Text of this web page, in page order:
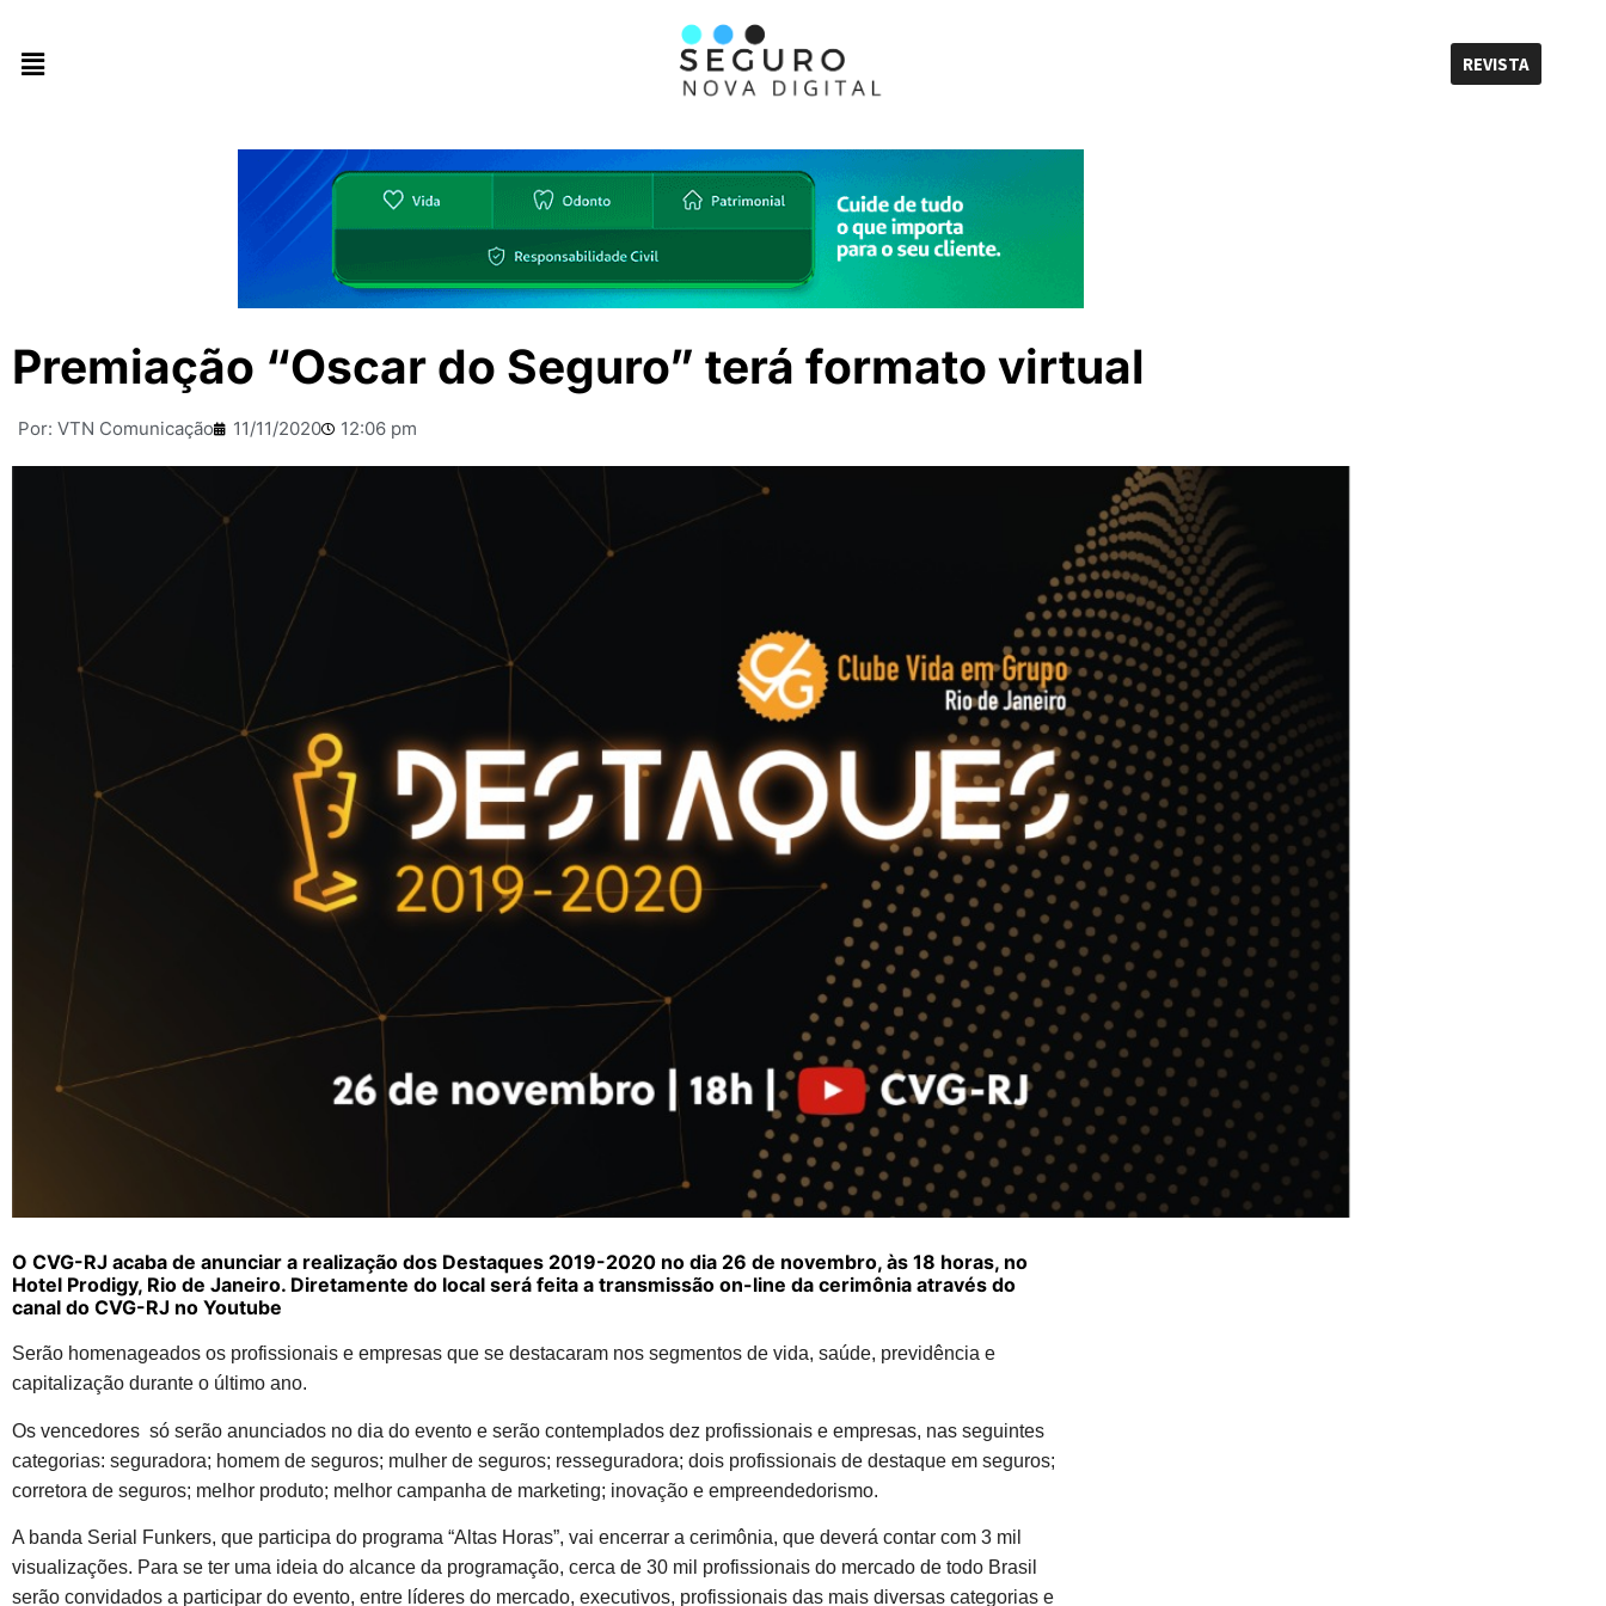
REVISTA
Premiação “Oscar do Seguro” terá formato virtual
Por: VTN Comunicação 11/11/2020 12:06 pm
O CVG-RJ acaba de anunciar a realização dos Destaques 2019-2020 no dia 26 de novembro, às 18 horas, no
Hotel Prodigy, Rio de Janeiro. Diretamente do local será feita a transmissão on-line da cerimônia através do
canal do CVG-RJ no Youtube
Serão homenageados os profissionais e empresas que se destacaram nos segmentos de vida, saúde, previdência e
capitalização durante o último ano.
Os vencedores só serão anunciados no dia do evento e serão contemplados dez profissionais e empresas, nas seguintes
categorias: seguradora; homem de seguros; mulher de seguros; resseguradora; dois profissionais de destaque em seguros;
corretora de seguros; melhor produto; melhor campanha de marketing; inovação e empreendedorismo.
A banda Serial Funkers, que participa do programa “Altas Horas”, vai encerrar a cerimônia, que deverá contar com 3 mil
visualizações. Para se ter uma ideia do alcance da programação, cerca de 30 mil profissionais do mercado de todo Brasil
serão convidados a participar do evento, entre líderes do mercado, executivos, profissionais das mais diversas categorias e